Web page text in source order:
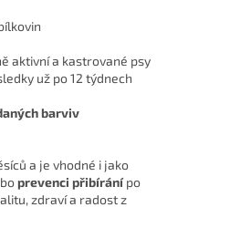
aktivní a kastrované psy
už po 12 týdnech
barviv
a je vhodné i jako
prevenci přibíránípo
zdraví a radost z